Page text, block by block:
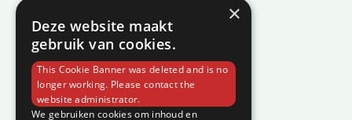
Informatie
Over C-Vin
Contact
Klantenservice
×
Deze website maakt
gebruik van cookies.
This Cookie Banner was deleted and is no
longer working. Please contact the
website administrator.
We gebruiken cookies om inhoud en